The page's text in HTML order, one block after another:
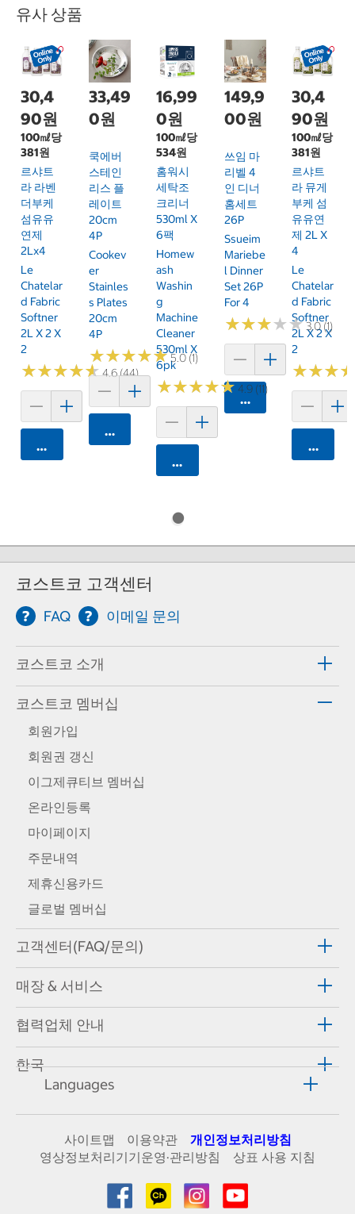
유사 상품
30,4
90원
100㎖당
381원
르샤트
라 라벤
더부케
섬유유
연제
2Lx4
Le
Chatelar
D Fabric
Softner
2L X 2 X
2
★★★★★
★★★★★4.6 (44)
카트에 담기
33,49
0원
쿡에버
스테인
리스 플
레이트
20cm
4P
Cookev
Er
Stainles
S Plates
20cm
4P
★★★★★
★★★★★5.0 (1)
카트에 담기
16,99
0원
100㎖당
534원
홈워시
세탁조
크리너
530ml X
6팩
Homew
Ash
Washin
G
Machine
Cleaner
530ml X
6pk
★★★★★
★★★★★4.9 (11)
카트에 담기
149,9
00원
쓰임 마
리벨 4
인 디너
홈세트
26P
Ssueim
Mariebe
L Dinner
Set 26P
For 4
★★★★★
★★★★★3.0 (1)
카트에 담기
30,4
90원
100㎖당
381원
르샤트
라 뮤게
부케 섬
유유연
제 2L X
4
Le
Chatelar
D Fabric
Softner
2L X 2 X
2
★★★
★★★
카트에
코스트코 고객센터
FAQ 이메일 문의
코스트코 소개
코스트코 멤버십
회원가입
회원권 갱신
이그제큐티브 멤버십
온라인등록
마이페이지
주문내역
제휴신용카드
글로벌 멤버십
고객센터(FAQ/문의)
매장 & 서비스
협력업체 안내
한국
Languages
사이트맵 이용약관
개인정보처리방침
영상정보처리기기운영·관리방침
상표 사용 지침